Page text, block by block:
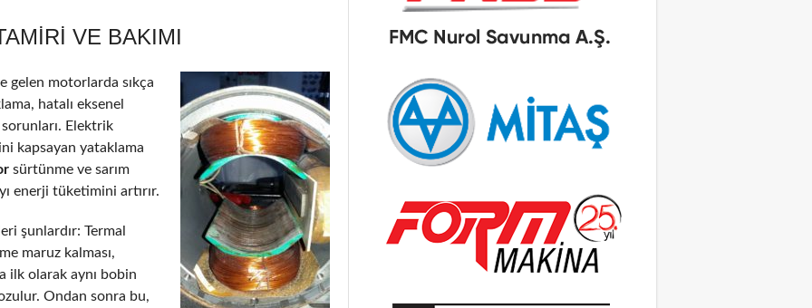
VE BAKIMI
gelen motorlarda sıkça
hatalı eksenel
Elektrik
kapsayan yataklama
sürtünme ve sarım
enerji tüketimini artırır.
şunlardır: Termal
maruz kalması,
ilk olarak aynı bobin
Ondan sonra bu,